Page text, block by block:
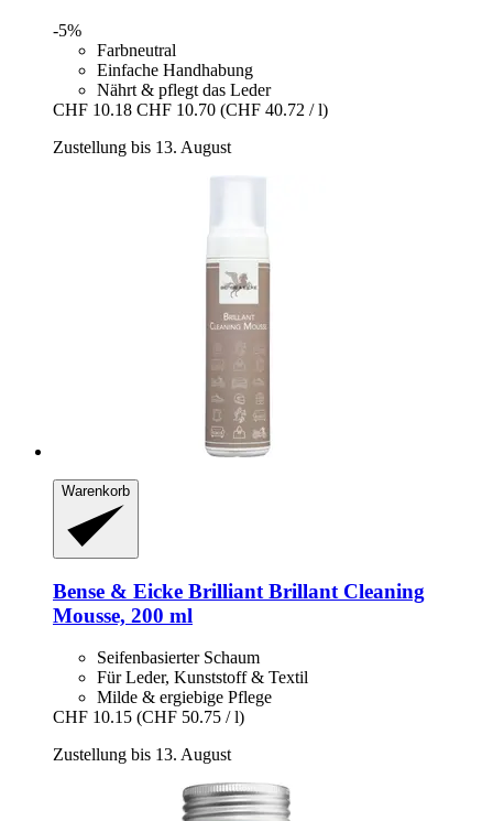
-5%
Farbneutral
Einfache Handhabung
Nährt & pflegt das Leder
CHF 10.18 CHF 10.70 (CHF 40.72 / l)
Zustellung bis 13. August
Warenkorb
Bense & Eicke Brilliant Brillant Cleaning
Mousse, 200 ml
Seifenbasierter Schaum
Für Leder, Kunststoff & Textil
Milde & ergiebige Pflege
CHF 10.15 (CHF 50.75 / l)
Zustellung bis 13. August